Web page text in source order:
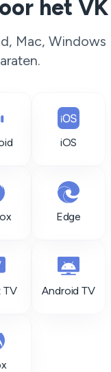
het VK
Mac, Windows
iOS
Edge
TV Android TV